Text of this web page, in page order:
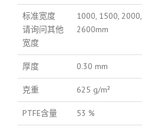
标准宽度
请询问其他
宽度
1000, 1500, 2000,
2600mm
厚度 0.30 mm
克重 625 g/m²
PTFE含量 53 %